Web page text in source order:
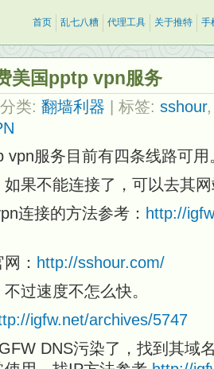
首页 乱七八糟 代理工具 关于推特 手
美国pptp vpn服务
| 分类: 翻墙利器 | 标签: sshour
vpn服务目前有四条线路可用
果不能连接了，可以去其
连接的方法参考： http://
： http://sshour.com/
过速度不怎么快。
igfw.net/archives/5747
DNS污染了，找到其域